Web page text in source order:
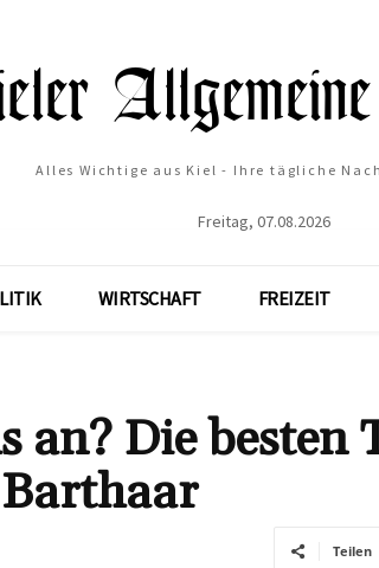
Alles Wichtige aus Kiel - Ihre tägliche
Freitag, 07.08.2026
WIRTSCHAFT FREIZEIT
an? Die besten
Teilen